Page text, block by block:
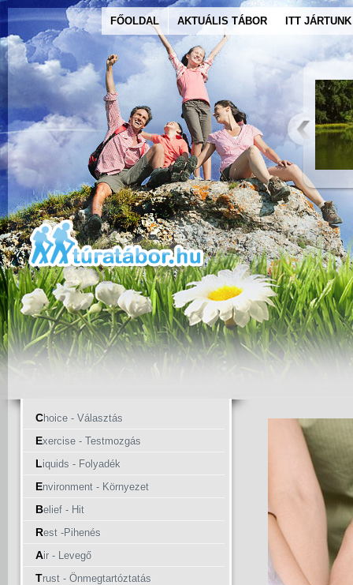
FŐOLDAL AKTUÁLIS TÁBOR ITT JÁRTUNK
Choice - Választás
Exercise - Testmozgás
Liquids - Folyadék
Environment - Környezet
Belief - Hit
Rest -Pihenés
Air - Levegő
Trust - Önmegtartóztatás